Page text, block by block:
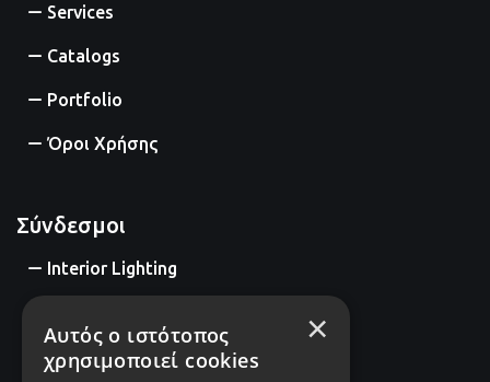
Services
Catalogs
Portfolio
Όροι Χρήσης
Σύνδεσμοι
Interior Lighting
Industrial Lighting
×
Αυτός ο ιστότοπος
χρησιμοποιεί cookies